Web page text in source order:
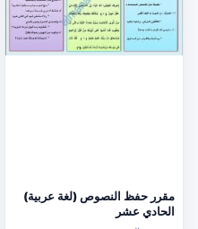
مقرر حفظ النصوص (لغة عربية)
الحادي عشر